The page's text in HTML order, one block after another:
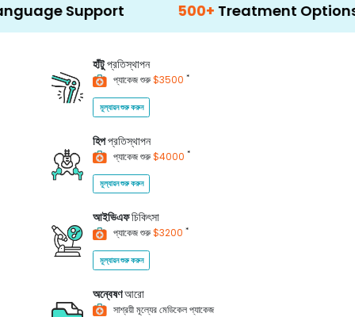
Support Treatment Options
হাঁটুপ্রতিস্থাপন
প্যাকেজ শুরু$3500 *
মূল্যায়ন শুরু করুন
হিপপ্রতিস্থাপন
প্যাকেজ শুরু$4000 *
মূল্যায়ন শুরু করুন
আইভিএফচিকিৎসা
প্যাকেজ শুরু$3200 *
মূল্যায়ন শুরু করুন
অন্বেষণআরো
সাশ্রয়ী মূল্যের মেডিকেল প্যাকেজ